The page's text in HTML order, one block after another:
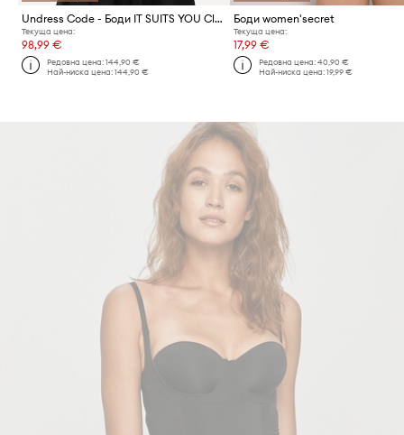
Undress Code - Боди IT SUITS YOU Classic
Текуща цена:
98,99 €
Редовна цена:144,90 €
Най-ниска цена:144,90 €
Боди women'secret
Текуща цена:
17,99 €
Редовна цена: 40,90 €
Най-ниска цена: 19,99 €